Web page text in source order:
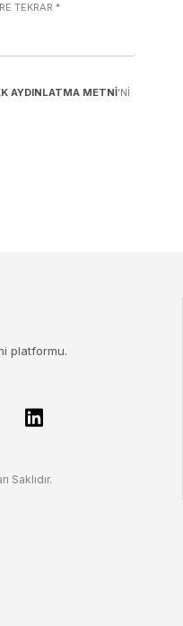
TEKRAR *
AYDINLATMA METNI'NI
platformu.
Saklıdır.